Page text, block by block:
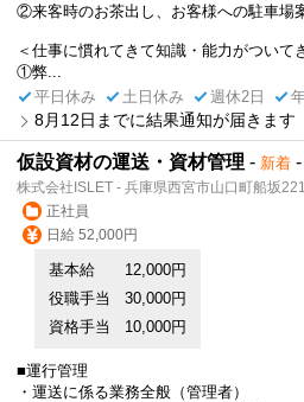
②来客時のお茶出し、お客様への駐車場
＜仕事に慣れてきて知識・能力がついて
①弊...
平日休み
土日休み 週休2日
8月12日までに結果通知が届きます
仮設資材の運送・資材管理 - 新着 -
株式会社ISLET - 兵庫県西宮市山口町船坂
正社員
日給 52,000円
基本給
12,000円
役職手当
30,000円
資格手当
10,000円
■運行管理
・運送に係る業務全般（管理者）